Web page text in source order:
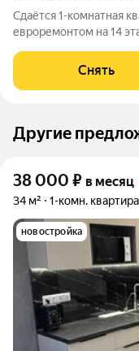
Сдаётся 1-комнатная
евроремонтом на 14
Стиральная машина Холодильник Посудомоечная машина
Бойлер
Снять
Другие
38 000 ₽ в месяц
34 м² 1-комн. квартира
новостройка